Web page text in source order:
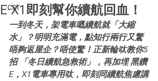
CST
E·X1即刻幫你續航回血！
一到冬天，架電車嘅續航就「大縮
水」？明明充滿電，點知行兩行又驚
唔夠返屋企？唔使驚！正新輪呔教你5
招 「冬日續航急救術」，再加埋 黑鑽
E，X1電車專用呔，即刻同續航焦慮講